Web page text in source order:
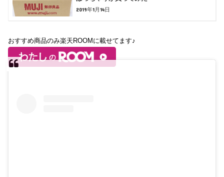
2019年1月14日
おすすめ商品のみ楽天ROOMに載せてます♪